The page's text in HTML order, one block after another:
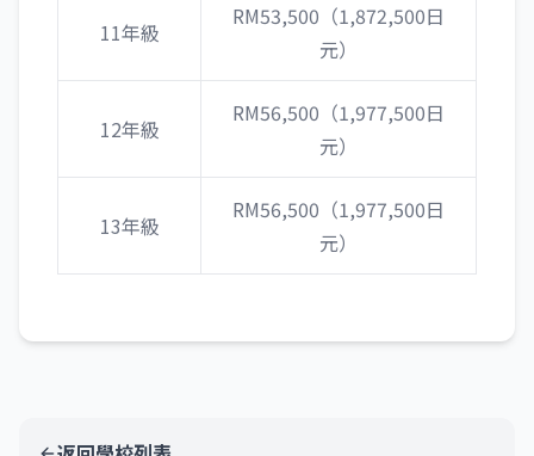
11年級
RM53,500（1,872,500日
元）
12年級
RM56,500（1,977,500日
元）
13年級
RM56,500（1,977,500日
元）